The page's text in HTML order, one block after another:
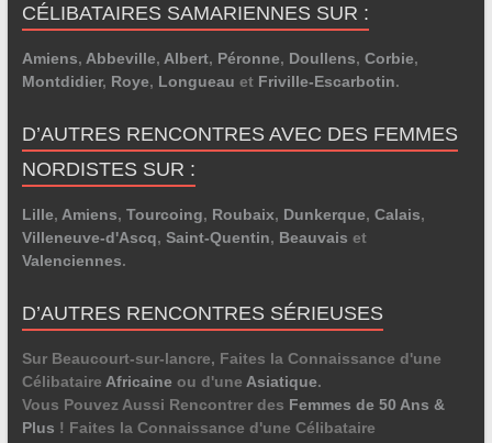
CÉLIBATAIRES SAMARIENNES SUR :
Amiens, Abbeville, Albert, Péronne, Doullens, Corbie,
Montdidier, Roye, Longueau et Friville-Escarbotin.
D’AUTRES RENCONTRES AVEC DES FEMMES
NORDISTES SUR :
Lille, Amiens, Tourcoing, Roubaix, Dunkerque, Calais,
Villeneuve-d'Ascq, Saint-Quentin, Beauvais et
Valenciennes.
D’AUTRES RENCONTRES SÉRIEUSES
Sur Beaucourt-sur-lancre, Faites la Connaissance d'une
Célibataire Africaine ou d'une Asiatique.
Vous Pouvez Aussi Rencontrer des Femmes de 50 Ans &
Plus ! Faites la Connaissance d'une Célibataire